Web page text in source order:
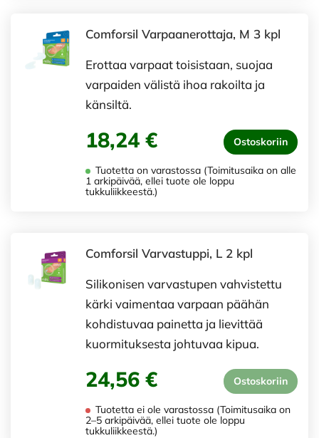
Comforsil Varpaanerottaja, M 3 kpl
Erottaa varpaat toisistaan, suojaa
varpaiden välistä ihoa rakoilta ja
känsiltä.
18,24 € Ostoskoriin
Tuotetta on varastossa (Toimitusaika on alle
1 arkipäivää, ellei tuote ole loppu
tukkuliikkeestä.)
Comforsil Varvastuppi, L 2 kpl
Silikonisen varvastupen vahvistettu
kärki vaimentaa varpaan päähän
kohdistuvaa painetta ja lievittää
kuormituksesta johtuvaa kipua.
24,56 € Ostoskoriin
Tuotetta ei ole varastossa (Toimitusaika on
2–5 arkipäivää, ellei tuote ole loppu
tukkuliikkeestä.)